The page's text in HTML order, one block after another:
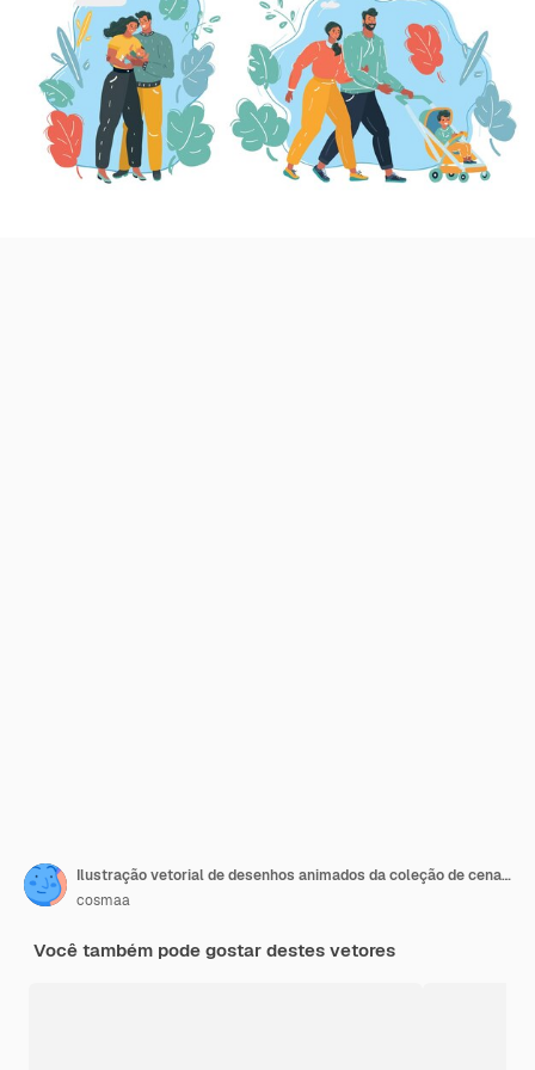
Ilustração vetorial de desenhos animados da coleção de cenas mãe pai e filhos lendo livro andando e abraçando uns aos outros personagens de crescimento de medida isolados em fundo azul
cosmaa
Você também pode gostar destes vetores